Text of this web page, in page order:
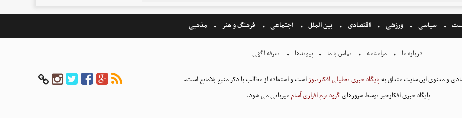
سیاسی ورزشی اقتصادی بین الملل اجتماعی فرهنگ و هنر مذهبی
درباره ما مرامنامه تماس با ما پیوندها تعرفه اگهی
و معنوی این سایت متعلق بهپایگاه خبری تحلیلی افکارنیوزاست و استفاده از مطالب با ذکر منبع بلامانع است.
پایگاه خبری افکارخبر توسط سرورهایگروه نرم افزاری آساممیزبانی می شود.